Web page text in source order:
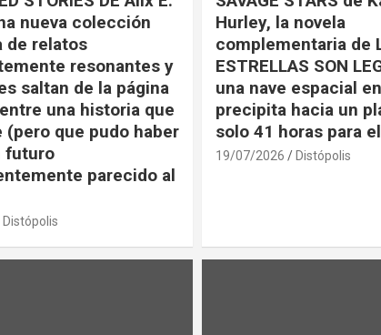
nueva colección
de relatos
resonantes y
saltan de la página
una historia que
(pero que pudo haber
futuro
parecido al
Distópolis
Hurley, la novela
complementaria de
ESTRELLAS SON
una nave espacial
precipita hacia un
solo 41 horas para
19/07/2026 Distópolis